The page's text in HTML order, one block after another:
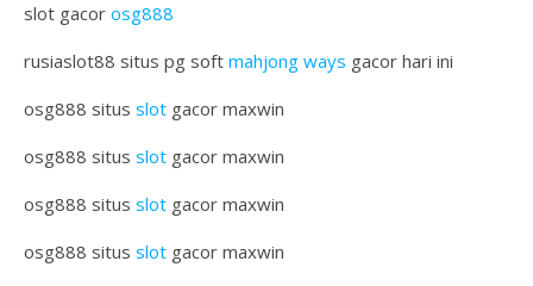
slot gacor osg888
rusiaslot88 situs pg soft mahjong ways gacor hari ini
osg888 situs slot gacor maxwin
osg888 situs slot gacor maxwin
osg888 situs slot gacor maxwin
osg888 situs slot gacor maxwin